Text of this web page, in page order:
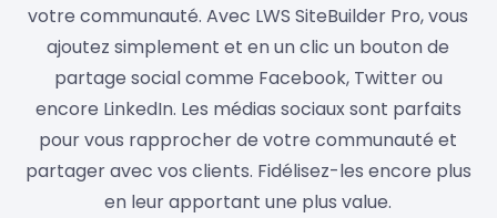
votre communauté. Avec LWS SiteBuilder Pro, vous
ajoutez simplement et en un clic un bouton de
partage social comme Facebook, Twitter ou
encore LinkedIn. Les médias sociaux sont parfaits
pour vous rapprocher de votre communauté et
partager avec vos clients. Fidélisez-les encore plus
en leur apportant une plus value.